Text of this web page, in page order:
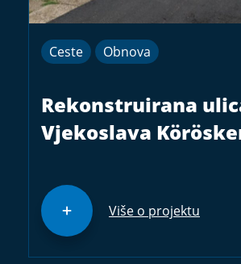
Ceste Obnova
Rekonstruirana
Vjekoslava
Više o projektu